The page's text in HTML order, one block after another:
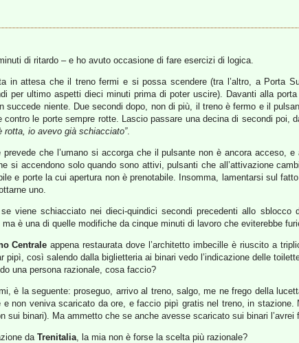
di ritardo – e ho avuto occasione di fare esercizi di logica.
in attesa che il treno fermi e si possa scendere (tra l’altro, a Porta
per ultimo aspetti dieci minuti prima di poter uscire). Davanti alla
niente. Due secondi dopo, non di più, il treno è fermo e il
le porte sempre rotte. Lascio passare una decina di secondi poi,
rotta, io avevo già schiacciato”.
che l’umano si accorga che il pulsante non è ancora acceso,
accendono solo quando sono attivi, pulsanti che all’attivazione
e porte la cui apertura non è prenotabile. Insomma, lamentarsi sul
uno.
viene schiacciato nei dieci-quindici secondi precedenti allo sblocco
è una di quelle modifiche da cinque minuti di lavoro che eviterebbe
Centrale appena restaurata dove l’architetto imbecille è riuscito a
pipì, così salendo dalla biglietteria ai binari vedo l’indicazione delle
una persona razionale, cosa faccio?
è la seguente: proseguo, arrivo al treno, salgo, me ne frego della
non veniva scaricato da ore, e faccio pipì gratis nel treno, in
sui binari). Ma ammetto che se anche avesse scaricato sui binari l’avrei
da Trenitalia, la mia non è forse la scelta più razionale?